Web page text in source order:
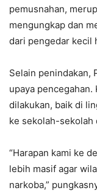
pemusnahan,
mengungkap dan
dari pengedar kecil
Selain penindakan,
upaya
dilakukan, baik di
ke sekolah-sekolah
“Harapan kami ke
lebih masif agar
narkoba,”